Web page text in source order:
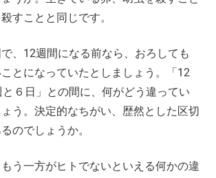
すことと同じです。
、12週間になる前なら、おろしても
とになっていたとしましょう。「12
６日」との間に、何がどう違ってい
う。決定的なちがい、歴然とした区切
のでしょうか。
う一方がヒトでないといえる何かの違